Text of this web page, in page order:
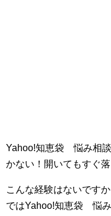
Yahoo!知恵袋 悩み相談
かない！開いてもすぐ落
こんな経験はないです
ではYahoo!知恵袋 悩